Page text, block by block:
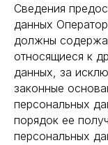
Сведения
данных
должны
относящиеся к
данных, за
законные
персональных
порядок ее
персональных